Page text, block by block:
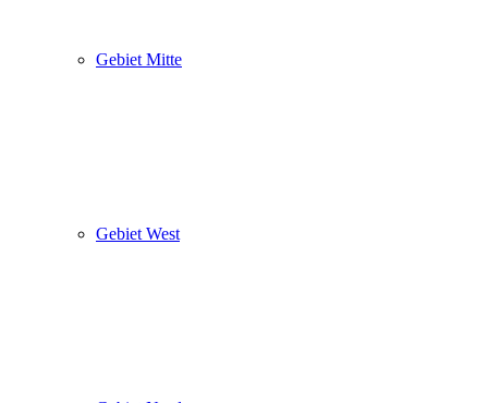
Gebiet Mitte
Gebiet West